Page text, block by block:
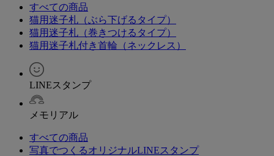
すべての商品
猫用迷子札（ぶら下げるタイプ）
猫用迷子札（巻きつけるタイプ）
猫用迷子札付き首輪（ネックレス）
LINEスタンプ
メモリアル
すべての商品
写真でつくるオリジナルLINEスタンプ